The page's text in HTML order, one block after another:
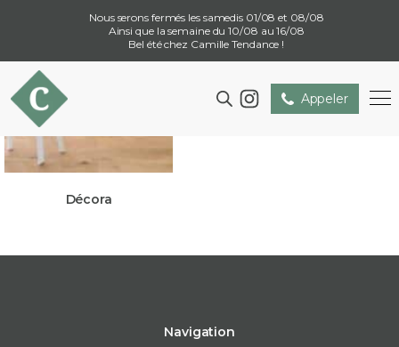
Nous serons fermés les samedis 01/08 et 08/08
Ainsi que la semaine du 10/08 au 16/08
Bel été chez Camille Tendance !
Appeler
Décora
Navigation